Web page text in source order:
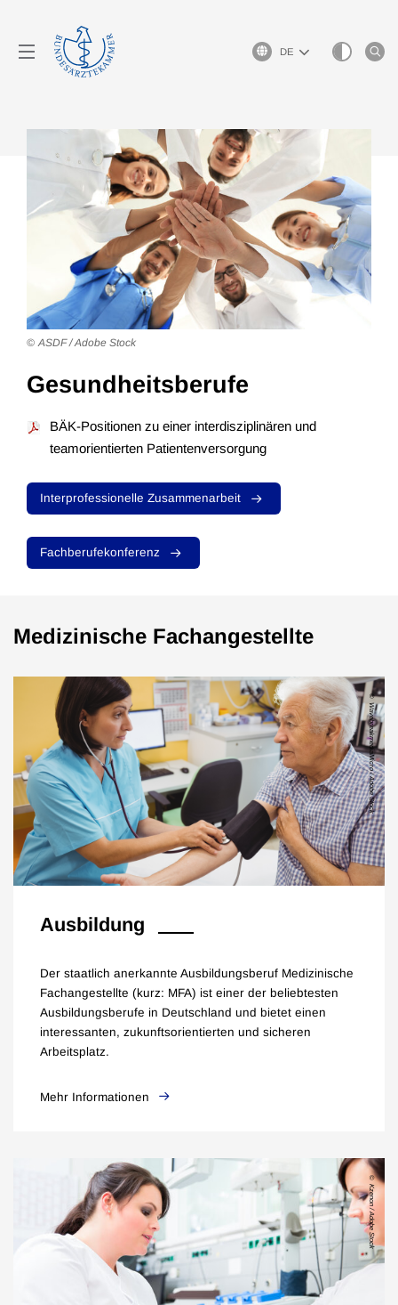
Sprachauswahl
Gesundheitsberufe
BÄK-Positionen zu einer interdisziplinären und
teamorientierten Patientenversorgung
Interprofessionelle Zusammenarbeit
Fachberufekonferenz
ASDF / Adobe Stock
Medizinische Fachangestellte
WavebreakmediaMicro / Adobe Stock
Ausbildung
Der staatlich anerkannte Ausbildungsberuf Medizinische
Fachangestellte (kurz: MFA) ist einer der beliebtesten
Ausbildungsberufe in Deutschland und bietet einen
interessanten, zukunftsorientierten und sicheren
Arbeitsplatz.
Mehr Informationen
Kzenon / Adobe Stock